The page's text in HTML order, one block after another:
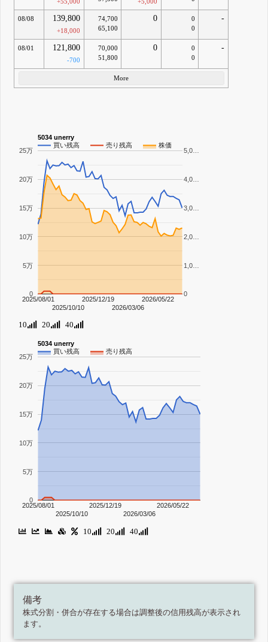
08/08 139,800
+18,000
74,700
65,100
0
0
0
-
08/01 121,800
-700
70,000
51,800
0
0
0
-
More
5034 unerry
買い残高
売り残高 株価
2025/08/01
2025/10/10
2025/12/19
2026/03/06
2026/05/22
0
5万
10万
15万
20万
25万
0
1,0…
2,0…
3,0…
4,0…
5,0…
10 20 40
5034 unerry
買い残高
売り残高
2025/08/01
2025/10/10
2025/12/19
2026/03/06
2026/05/22
0
5万
10万
15万
20万
25万
10 20 40
備考
株式分割・併合が存在する場合は調整後の信用残高が表示され
ます。